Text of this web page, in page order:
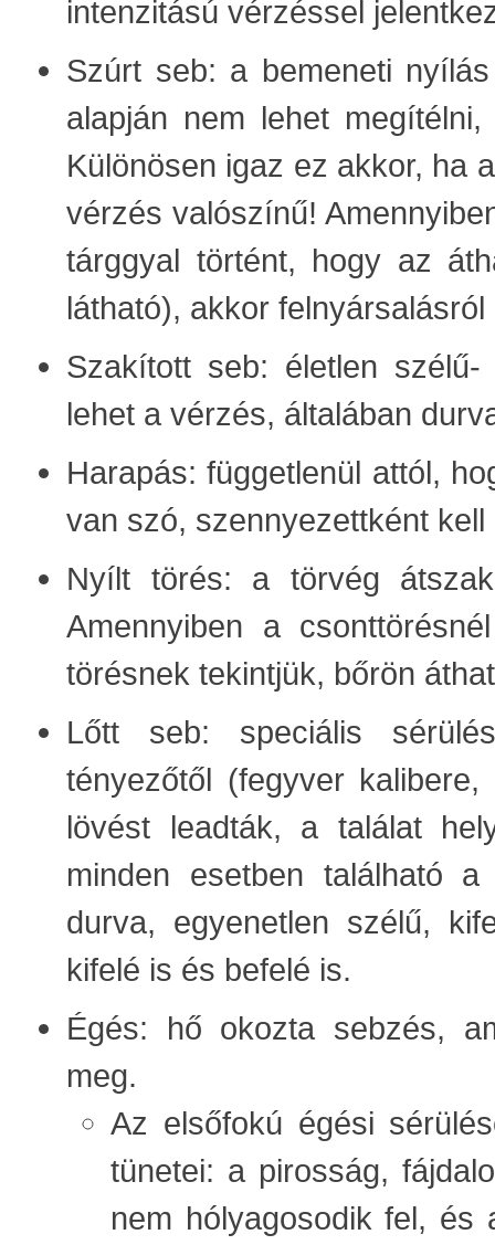
intenzitású vérzéssel
Szúrt seb: a bemeneti
alapján nem lehet
Különösen igaz ez akkor, ha
vérzés valószínű!
tárggyal történt, hogy az
látható), akkor
Szakított seb: életlen
lehet a vérzés, általában
Harapás: függetlenül attól,
van szó, szennyezettként kell
Nyílt törés: a törvég
Amennyiben a
törésnek tekintjük, bőrön
Lőtt seb: speciális
tényezőtől (fegyver
lövést leadták, a találat
minden esetben található
durva, egyenetlen szélű,
kifelé is és befelé is.
Égés: hő okozta sebzés,
meg.
Az elsőfokú égési
tünetei: a pirosság,
nem hólyagosodik fel, és